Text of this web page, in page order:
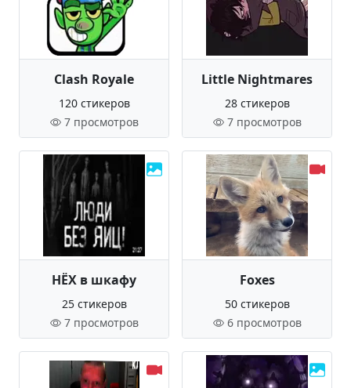
Clash Royale
120 стикеров
7 просмотров
Little Nightmares
28 стикеров
7 просмотров
НЁХ в шкафу
25 стикеров
7 просмотров
Foxes
50 стикеров
6 просмотров